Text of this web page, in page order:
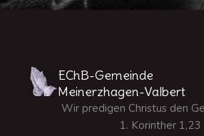
EChB-Gemeinde
Meinerzhagen-Valbert
Wir predigen Christus den
1. Korinther 1,23